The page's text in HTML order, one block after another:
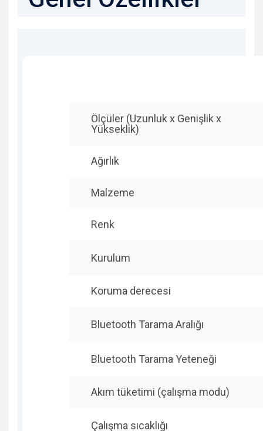
Ölçüler (Uzunluk x Genişlik x
Yükseklik)
Ağırlık
Malzeme
Renk
Kurulum
Koruma derecesi
Bluetooth Tarama Aralığı
Bluetooth Tarama Yeteneği
Akım tüketimi (çalışma modu)
Çalışma sıcaklığı